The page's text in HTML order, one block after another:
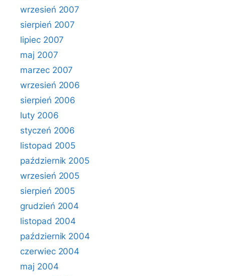
wrzesień 2007
sierpień 2007
lipiec 2007
maj 2007
marzec 2007
wrzesień 2006
sierpień 2006
luty 2006
styczeń 2006
listopad 2005
październik 2005
wrzesień 2005
sierpień 2005
grudzień 2004
listopad 2004
październik 2004
czerwiec 2004
maj 2004